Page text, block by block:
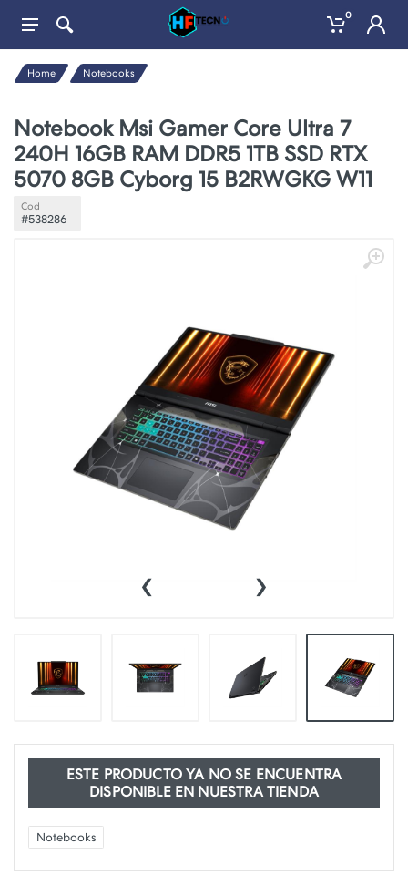
0
Home Notebooks
Notebook Msi Gamer Core Ultra 7
240H 16GB RAM DDR5 1TB SSD RTX
5070 8GB Cyborg 15 B2RWGKG W11
Cod
#538286
‹ ›
ESTE PRODUCTO YA NO SE ENCUENTRA
DISPONIBLE EN NUESTRA TIENDA
Notebooks